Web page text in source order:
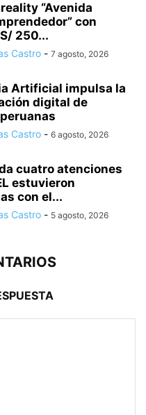
“Avenida
con
250...
Castro - 7 agosto, 2026
Artificial impulsa la
digital de
Castro - 6 agosto, 2026
cuatro atenciones
estuvieron
con el...
Castro - 5 agosto, 2026